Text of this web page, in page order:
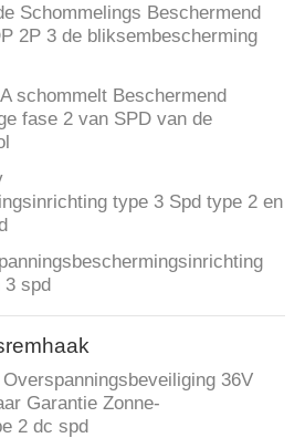
Schommelings Beschermend
2P 3 de bliksembescherming
schommelt Beschermend
fase 2 van SPD van de
type 3 Spd type 2 en
3 spd
36V
Garantie Zonne-
2 dc spd